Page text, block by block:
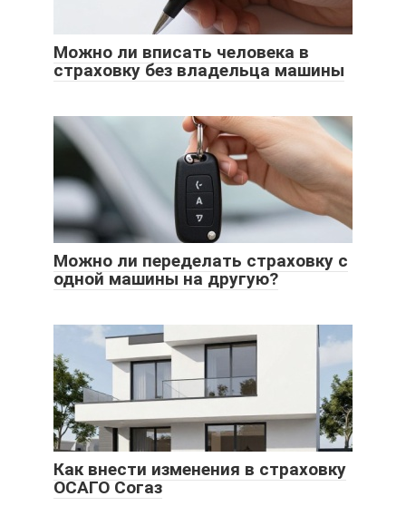
Можно ли вписать человека в
страховку без владельца машины
Можно ли переделать страховку с
одной машины на другую?
Как внести изменения в страховку
ОСАГО Согаз